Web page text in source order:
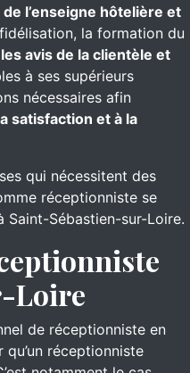
l’enseigne hôtelière et
la formation du
avis de la clientèle et
à ses supérieurs
nécessaires afin
satisfaction et à la
qui nécessitent des
réceptionniste se
Sébastien-sur-Loire.
Loire
de réceptionniste en
réceptionniste